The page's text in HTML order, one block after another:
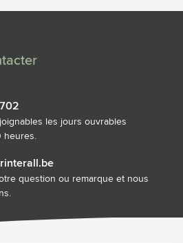
les jours ouvrables
heures.
question ou remarque et nous